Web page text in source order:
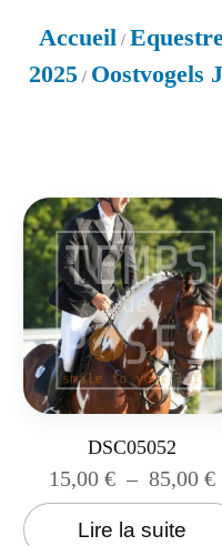
Accueil /
2025 / Oostvogels
DSC05052
15,00 € – 85,00 €
Lire la suite